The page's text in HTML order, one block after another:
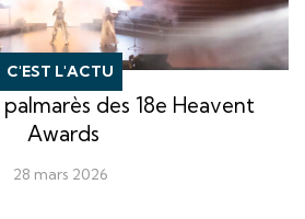
C'EST L'ACTU
des 18e Heavent
Awards
28 mars 2026